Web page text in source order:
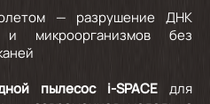
— разрушение ДНК
и микроорганизмов без
пылесос i-SPACE для